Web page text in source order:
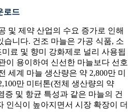
로드
및 제약 산업의 수요 증가로 인해
습니다. 건조 마늘은 가공 식품, 소
료 및 향미 강화제로 널리 사용됩
이 용이하여 신선한 마늘보다 선호
세계 마늘 생산량은 약 2,800만 미
만 미터톤(전체 생산량의 약
증 및 항균 특성과 같은 마늘의 건
인식이 높아지면서 시장 확장이 더